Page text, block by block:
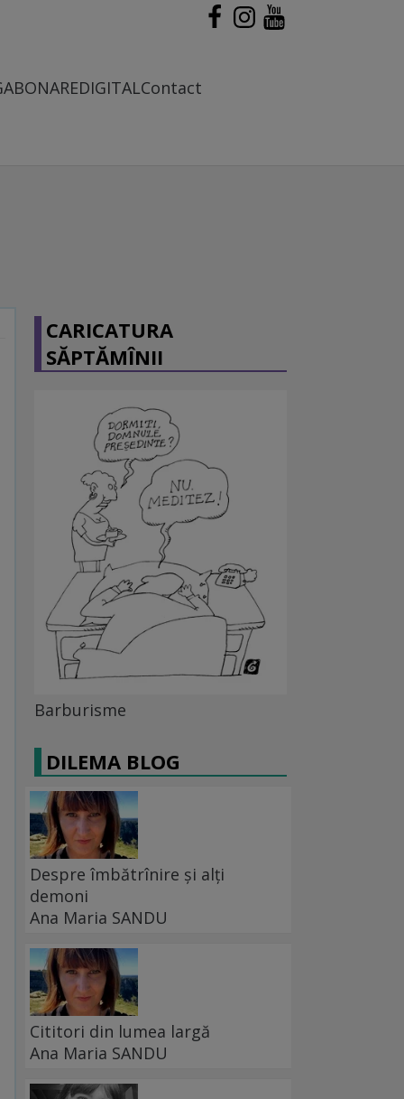
ABONAREDIGITALContact
CARICATURA
SĂPTĂMÎNII
Barburisme
DILEMA BLOG
Despre îmbătrînire și alți
demoni
Ana Maria SANDU
Cititori din lumea largă
Ana Maria SANDU